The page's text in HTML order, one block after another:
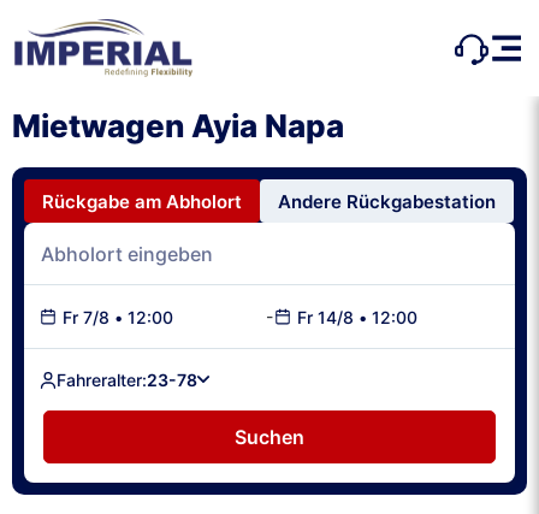
Mietwagen Ayia Napa
Rückgabe am Abholort Andere Rückgabestation
Fr 7/8 • 12:00 - Fr 14/8 • 12:00
Fahreralter:23-78
Suchen